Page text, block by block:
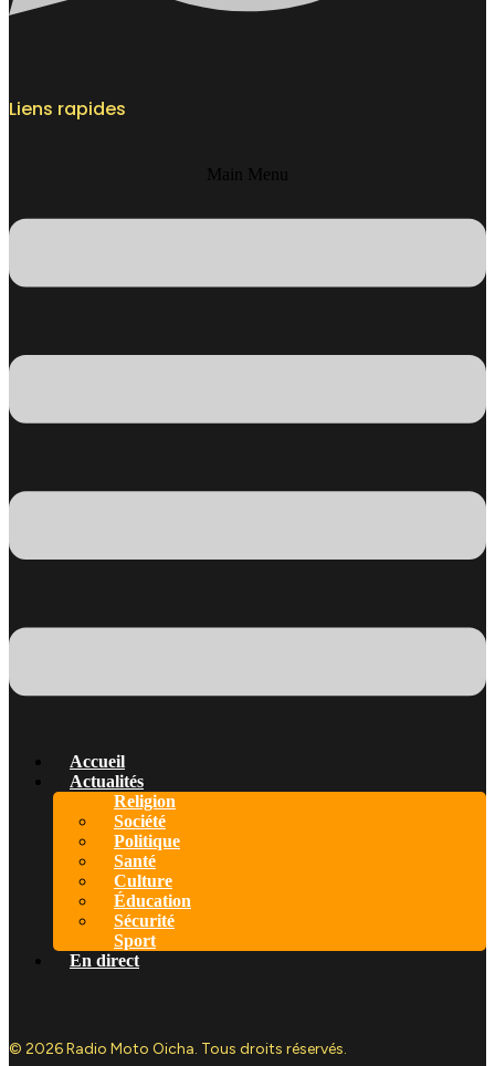
Liens rapides
Main Menu
Accueil
Actualités
Religion
Société
Politique
Santé
Culture
Éducation
Sécurité
Sport
En direct
© 2026 Radio Moto Oicha. Tous droits réservés.